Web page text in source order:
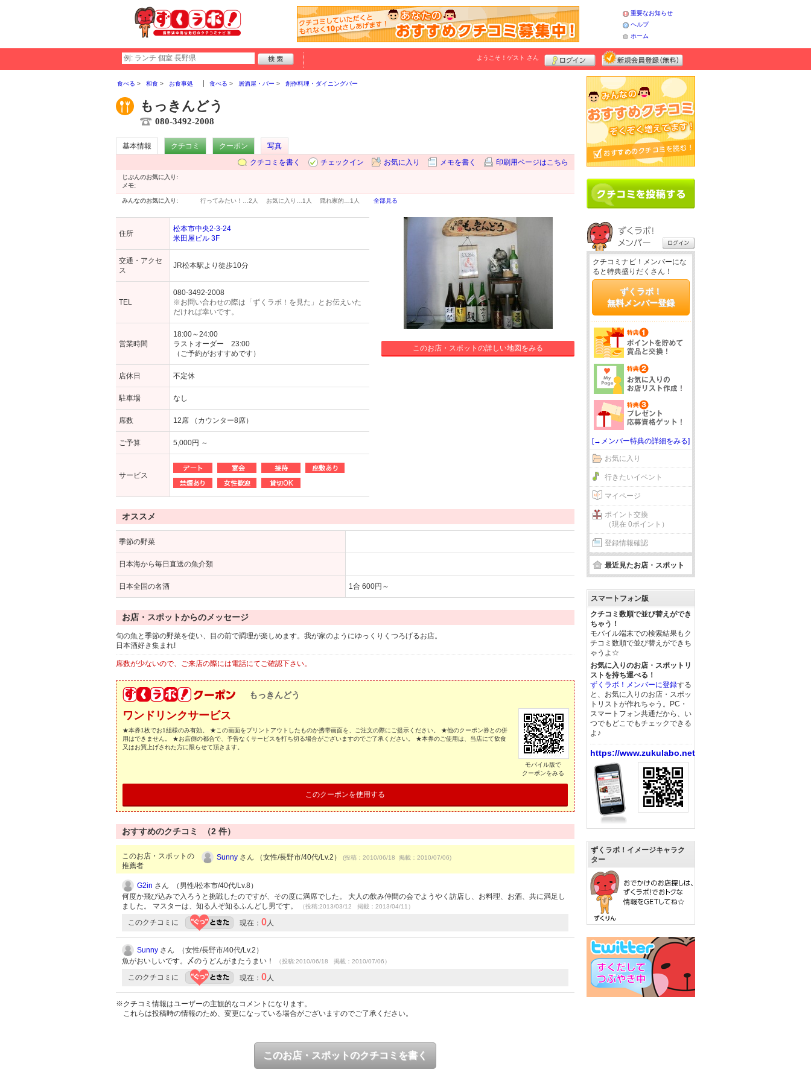
重要なお知らせ
ヘルプ
ホーム
ようこそ！ ゲスト さん
食べる 和食 お食事処 食べる 居酒屋・バー 創作料理・ダイニングバー
もっきんどう
080-3492-2008
基本情報 クチコミ クーポン
写真
クチコミを書く
チェックイン お気に入り メモを書く 印刷用ページはこちら
じぶんのお気に入り:
メモ:
みんなのお気に入り: 行ってみたい！… 2人 お気に入り… 1人 隠れ家的… 1人 全部見る
住所
松本市中央2-3-24
米田屋ビル 3F
交通・アクセ
ス
JR松本駅より徒歩10分
TEL
080-3492-2008
※お問い合わせの際は「ずくラボ！を見た」とお伝えいた
だければ幸いです。
営業時間
18:00～24:00
ラストオーダー 23:00
（ご予約がおすすめです）
店休日 不定休
駐車場 なし
席数 12席 （カウンター8席）
ご予算 5,000円 ～
サービス
このお店・スポットの詳しい地図をみる
オススメ
季節の野菜
日本海から毎日直送の魚介類
日本全国の名酒 1合 600円～
お店・スポットからのメッセージ
旬の魚と季節の野菜を使い、目の前で調理が楽しめます。我が家のようにゆっくりくつろげるお店。
日本酒好き集まれ!
席数が少ないので、ご来店の際には電話にてご確認下さい。
もっきんどう
ワンドリンクサービス
★本券1枚でお1組様のみ有効。 ★この画面をプリントアウトしたものか携帯画面を、ご注文の際にご提示ください。 ★他のクーポン券との併
用はできません。 ★お店側の都合で、予告なくサービスを打ち切る場合がございますのでご了承ください。 ★本券のご使用は、当店にて飲食
又はお買上げされた方に限らせて頂きます。
モバイル版で
クーポンをみる
このクーポンを使用する
おすすめのクチコミ （2 件）
このお店・スポットの
推薦者
Sunny さん （女性/長野市/40代/Lv.2） (投稿：2010/06/18 掲載：2010/07/06)
G2in さん （男性/松本市/40代/Lv.8）
何度か飛び込みで入ろうと挑戦したのですが、その度に満席でした。 大人の飲み仲間の会でようやく訪店し、お料理、お酒、共に満足し
ました。 マスターは、知る人ぞ知るふんどし男です。
（投稿:2013/03/12 掲載：2013/04/11）
このクチコミに 現在： 0人
Sunny さん （女性/長野市/40代/Lv.2）
魚がおいしいです。〆のうどんがまたうまい！
（投稿:2010/06/18 掲載：2010/07/06）
このクチコミに 現在： 0人
※クチコミ情報はユーザーの主観的なコメントになります。
これらは投稿時の情報のため、変更になっている場合がございますのでご了承ください。
このお店・スポットのクチコミを書く
クチコミナビ！メンバーにな
ると特典盛りだくさん！
ずくラボ！
無料メンバー登録
[→メンバー特典の詳細をみる]
お気に入り
行きたいイベント
マイページ
ポイント交換
（現在 0ポイント）
登録情報確認
最近見たお店・スポット
スマートフォン版
クチコミ数順で並び替えができ
ちゃう！
モバイル端末での検索結果もク
チコミ数順で並び替えができち
ゃうよ☆
お気に入りのお店・スポットリ
ストを持ち運べる！
ずくラボ！メンバーに登録する
と、お気に入りのお店・スポッ
トリストが作れちゃう。PC・
スマートフォン共通だから、い
つでもどこでもチェックできる
よ♪
https://www.zukulabo.net/
ずくラボ！イメージキャラク
ター